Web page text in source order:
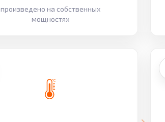
произведено на собственных
мощностях